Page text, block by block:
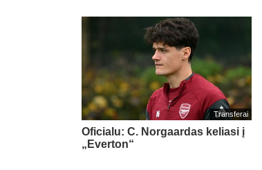
Transferai
Oficialu: C. Norgaardas keliasi į
„Everton“